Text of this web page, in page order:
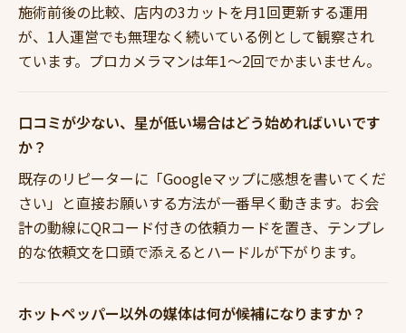
施術前後の比較、店内の3カットを月1回更新する運用
が、1人運営でも無理なく続いている例として観察され
ています。プロカメラマンは年1〜2回でかまいません。
口コミが少ない、星が低い場合はどう始めればいいです
か？
既存のリピーターに「Googleマップに感想を書いてくだ
さい」と直接お願いする方法が一番早く動きます。お会
計の動線にQRコード付きの依頼カードを置き、テンプレ
的な依頼文を口頭で添えるとハードルが下がります。
ホットペッパー以外の媒体は何が候補になりますか？